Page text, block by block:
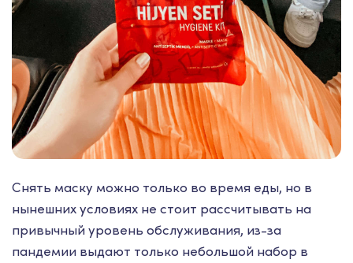
Снять маску можно только во время еды, но в
нынешних условиях не стоит рассчитывать на
привычный уровень обслуживания, из-за
пандемии выдают только небольшой набор в